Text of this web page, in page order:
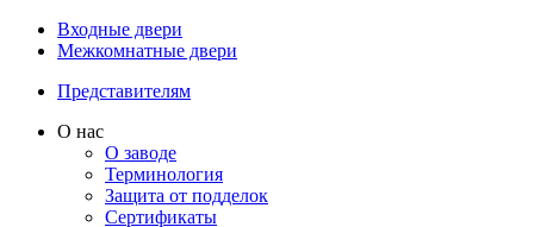
Входные двери
Межкомнатные двери
Представителям
О нас
О заводе
Терминология
Защита от подделок
Сертификаты